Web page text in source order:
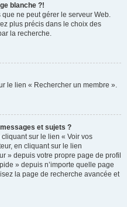
blanche ?!
ne peut gérer le serveur Web.
plus précis dans le choix des
la recherche.
le lien « Rechercher un membre ».
et sujets ?
sur le lien « Voir vos
en cliquant sur le lien
» depuis votre propre page de profil
» depuis n’importe quelle page
la page de recherche avancée et